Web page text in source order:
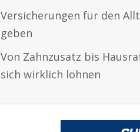
Versicherungen für den
geben
Von Zahnzusatz bis
sich wirklich lohnen